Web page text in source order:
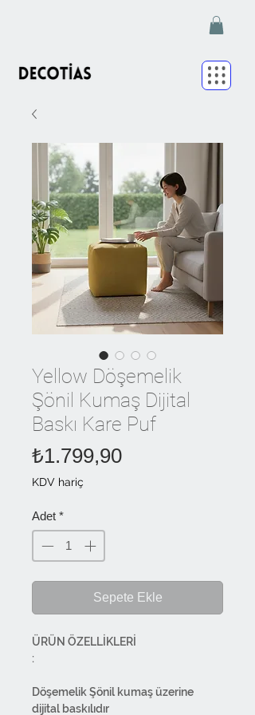
Yellow Döşemelik
Şönil Kumaş Dijital
Baskı Kare Puf
₺1.799,90Fiyat
KDV hariç
Adet *
Sepete Ekle
ÜRÜN ÖZELLİKLERİ
:
Döşemelik Şönil kumaş üzerine
dijital baskılıdır